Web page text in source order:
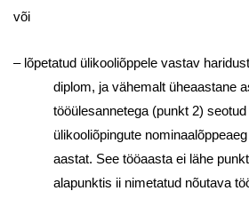
või
– lõpetatud ülikooliõppele vastav
diplom, ja vähemalt üheaastane
tööülesannetega (punkt 2)
ülikooliõpingute
aastat. See tööaasta ei lähe
alapunktis ii nimetatud nõutava